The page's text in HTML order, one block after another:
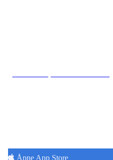
Åpne App Store